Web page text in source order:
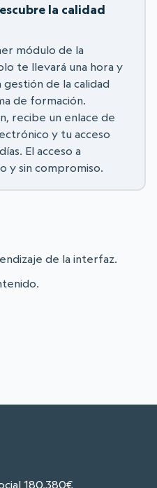
la calidad
módulo de la
te llevará una hora y
de la calidad
de formación.
recibe un enlace de
y tu acceso
El acceso a
y sin compromiso.
de la interfaz.
180,380€